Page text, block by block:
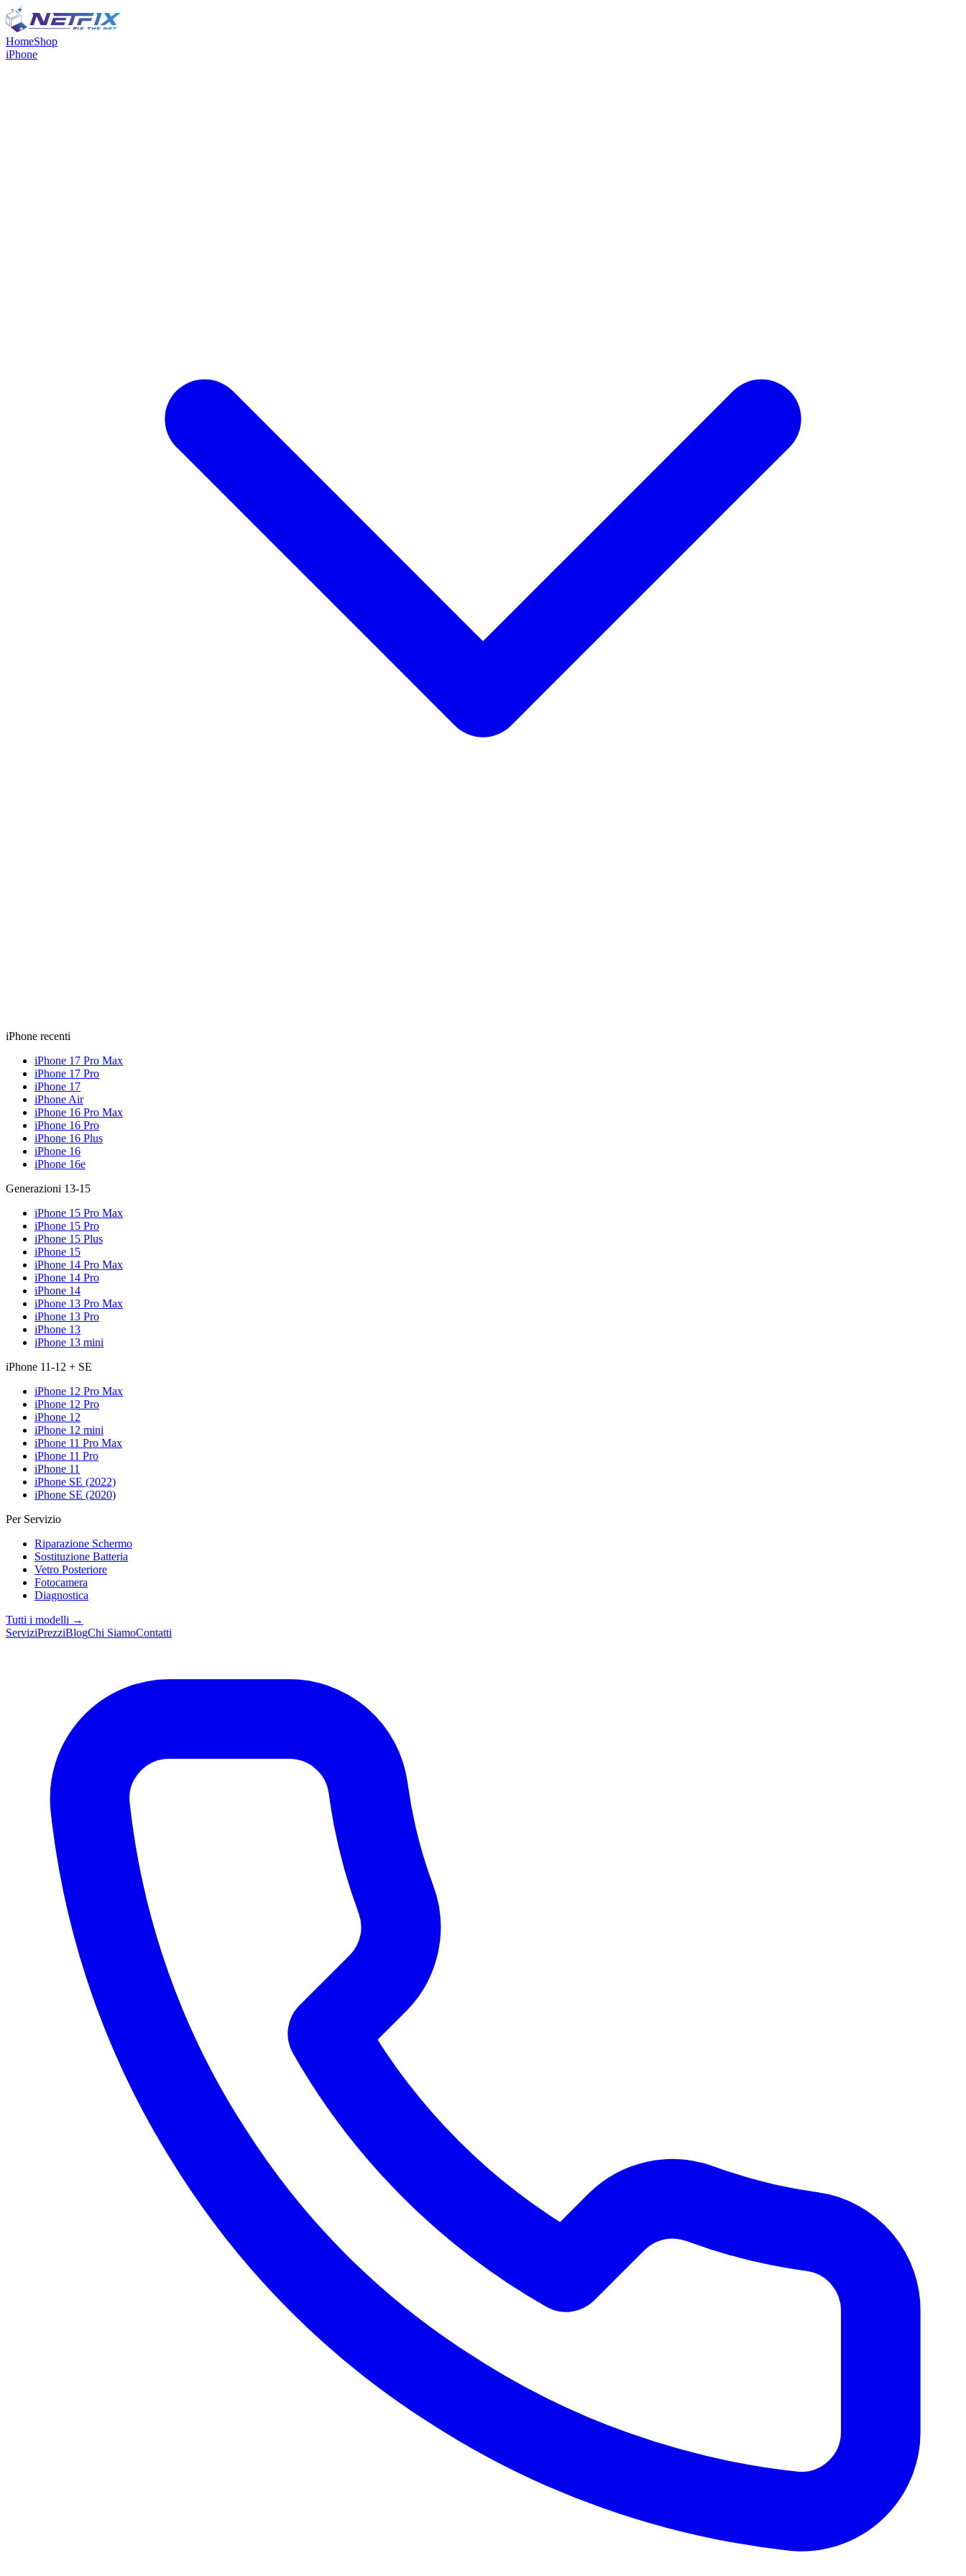
HomeShop
iPhone
iPhone recenti
iPhone 17 Pro Max
iPhone 17 Pro
iPhone 17
iPhone Air
iPhone 16 Pro Max
iPhone 16 Pro
iPhone 16 Plus
iPhone 16
iPhone 16e
Generazioni 13-15
iPhone 15 Pro Max
iPhone 15 Pro
iPhone 15 Plus
iPhone 15
iPhone 14 Pro Max
iPhone 14 Pro
iPhone 14
iPhone 13 Pro Max
iPhone 13 Pro
iPhone 13
iPhone 13 mini
iPhone 11-12 + SE
iPhone 12 Pro Max
iPhone 12 Pro
iPhone 12
iPhone 12 mini
iPhone 11 Pro Max
iPhone 11 Pro
iPhone 11
iPhone SE (2022)
iPhone SE (2020)
Per Servizio
Riparazione Schermo
Sostituzione Batteria
Vetro Posteriore
Fotocamera
Diagnostica
Tutti i modelli →
ServiziPrezziBlogChi SiamoContatti